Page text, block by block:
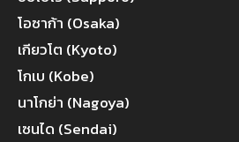
โอซาก้า (Osaka)
เกียวโต (Kyoto)
โกเบ (Kobe)
นาโกย่า (Nagoya)
เซนได (Sendai)